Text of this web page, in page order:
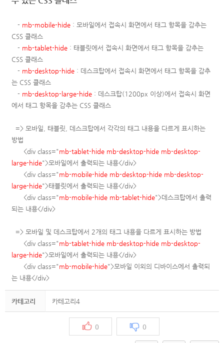
- mb-mobile-hide : 모바일에서 접속시 화면에서 태그 항목을 감추는
CSS 클래스
- mb-tablet-hide : 태블릿에서 접속시 화면에서 태그 항목을 감추는
CSS 클래스
- mb-desktop-hide : 데스크탑에서 접속시 화면에서 태그 항목을 감추
는 CSS 클래스
- mb-desktop-large-hide : 데스크탑(1200px 이상)에서 접속시 화면
에서 태그 항목을 감추는 CSS 클래스
=> 모바일, 태블릿, 데스크탑에서 각각의 태그 내용을 다르게 표시하는
방법
<div class="mb-tablet-hide mb-desktop-hide mb-desktop-
large-hide">모바일에서 출력되는 내용</div>
<div class="mb-mobile-hide mb-desktop-hide mb-desktop-
large-hide">태블릿에서 출력되는 내용</div>
<div class="mb-mobile-hide mb-tablet-hide">데스크탑에서 출력
되는 내용</div>
=> 모바일 및 데스크탑에서 2개의 태그 내용을 다르게 표시하는 방법
<div class="mb-tablet-hide mb-desktop-hide mb-desktop-
large-hide">모바일에서 출력되는 내용</div>
<div class="mb-mobile-hide">모바일 이외의 디바이스에서 출력되
는 내용</div>
카테고리 카테고리4
0 0